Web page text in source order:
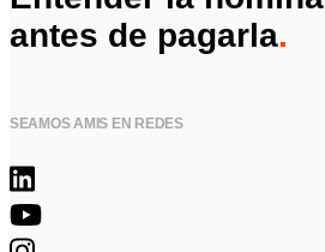
antes de pagarla.
SEAMOS AMIS EN REDES